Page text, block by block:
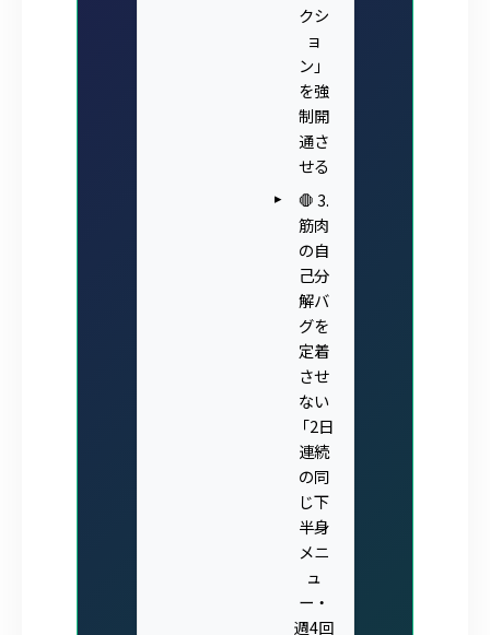
クシ
ョ
ン」
を強
制開
通さ
せる
🛑 3.
筋肉
の自
己分
解バ
グを
定着
させ
ない
「2日
連続
の同
じ下
半身
メニ
ュ
ー・
週4回